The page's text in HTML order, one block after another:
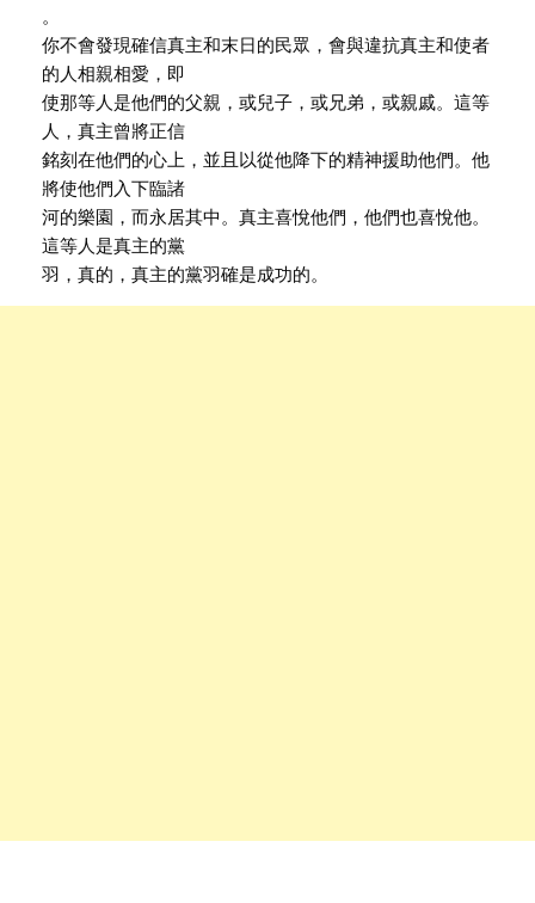
。
你不會發現確信真主和末日的民眾，會與違抗真主和使者
的人相親相愛，即
使那等人是他們的父親，或兒子，或兄弟，或親戚。這等
人，真主曾將正信
銘刻在他們的心上，並且以從他降下的精神援助他們。他
將使他們入下臨諸
河的樂園，而永居其中。真主喜悅他們，他們也喜悅他。
這等人是真主的黨
羽，真的，真主的黨羽確是成功的。